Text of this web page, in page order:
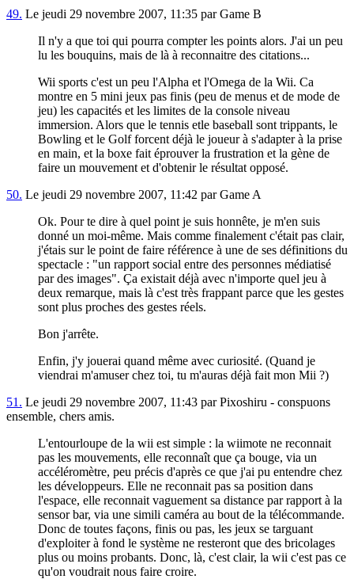
49. Le jeudi 29 novembre 2007, 11:35 par Game B
Il n'y a que toi qui pourra compter les points alors. J'ai un peu
lu les bouquins, mais de là à reconnaitre des citations...
Wii sports c'est un peu l'Alpha et l'Omega de la Wii. Ca
montre en 5 mini jeux pas finis (peu de menus et de mode de
jeu) les capacités et les limites de la console niveau
immersion. Alors que le tennis etle baseball sont trippants, le
Bowling et le Golf forcent déjà le joueur à s'adapter à la prise
en main, et la boxe fait éprouver la frustration et la gène de
faire un mouvement et d'obtenir le résultat opposé.
50. Le jeudi 29 novembre 2007, 11:42 par Game A
Ok. Pour te dire à quel point je suis honnête, je m'en suis
donné un moi-même. Mais comme finalement c'était pas clair,
j'étais sur le point de faire référence à une de ses définitions du
spectacle : "un rapport social entre des personnes médiatisé
par des images". Ça existait déjà avec n'importe quel jeu à
deux remarque, mais là c'est très frappant parce que les gestes
sont plus proches des gestes réels.
Bon j'arrête.
Enfin, j'y jouerai quand même avec curiosité. (Quand je
viendrai m'amuser chez toi, tu m'auras déjà fait mon Mii ?)
51. Le jeudi 29 novembre 2007, 11:43 par Pixoshiru - conspuons
ensemble, chers amis.
L'entourloupe de la wii est simple : la wiimote ne reconnait
pas les mouvements, elle reconnaît que ça bouge, via un
accéléromètre, peu précis d'après ce que j'ai pu entendre chez
les développeurs. Elle ne reconnait pas sa position dans
l'espace, elle reconnait vaguement sa distance par rapport à la
sensor bar, via une simili caméra au bout de la télécommande.
Donc de toutes façons, finis ou pas, les jeux se targuant
d'exploiter à fond le système ne resteront que des bricolages
plus ou moins probants. Donc, là, c'est clair, la wii c'est pas ce
qu'on voudrait nous faire croire.